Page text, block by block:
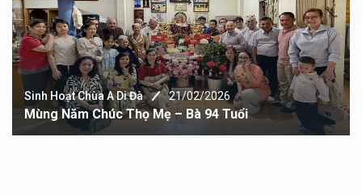
Sinh Hoạt Chùa A Di Đà 21/02/2026
Mùng Năm Chúc Thọ Mẹ – Bà 94 Tuổi